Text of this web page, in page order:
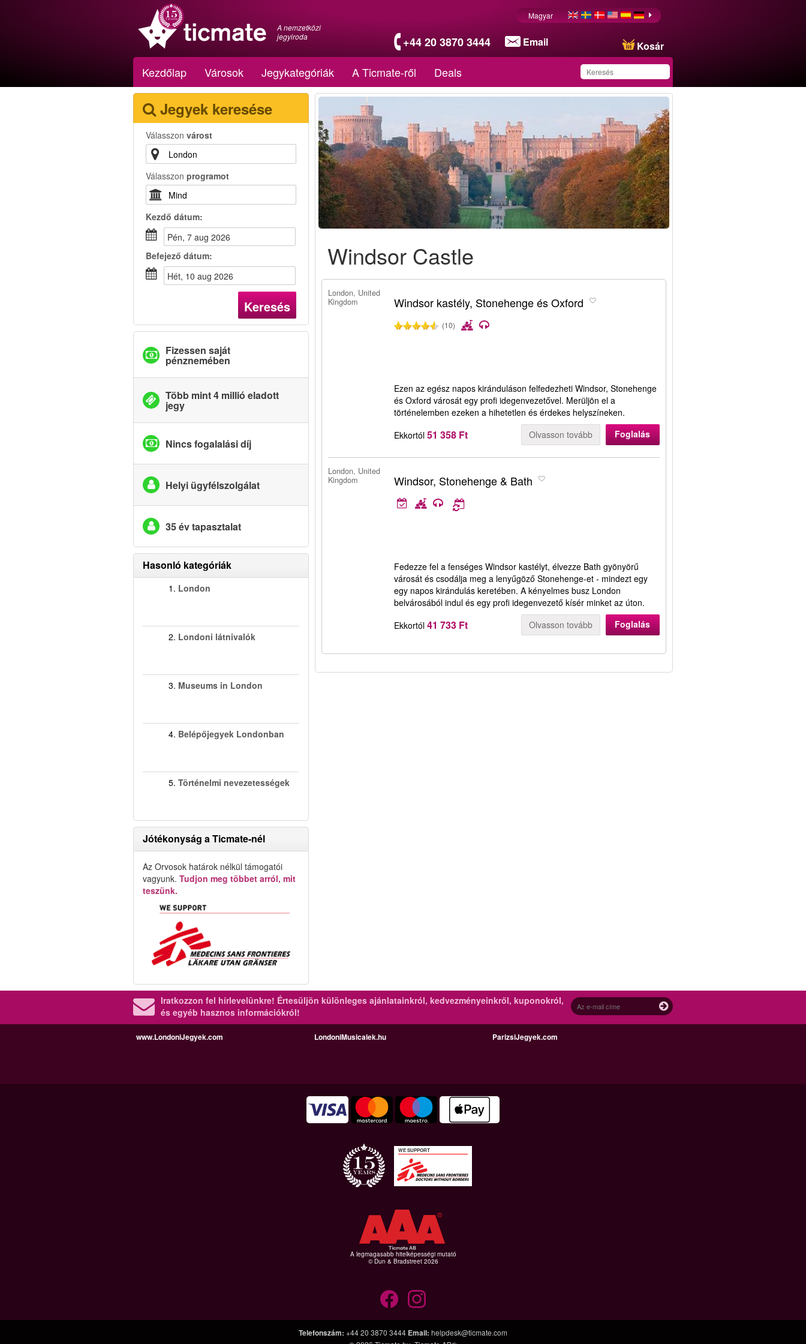
A nemzetközi
jegyiroda
+44 20 3870 3444 Email Kosár
Magyar
Kezdőlap Városok Jegykategóriák A Ticmate-ről Deals
sikeresen mentette a
kedvencei közé!
Jegyek keresése
Válasszon várost
Válasszon programot
Kezdő dátum:
pén, 7 aug 2026
Befejező dátum:
hét, 10 aug 2026
Keresés
Fizessen saját
pénznemében
Több mint 4 millió eladott
jegy
Nincs fogalalási díj
Helyi ügyfélszolgálat
35 év tapasztalat
Hasonló kategóriák
1. London
2. Londoni látnivalók
3. Museums in London
4. Belépőjegyek Londonban
5. Történelmi nevezetességek
Jótékonyság a Ticmate-nél
Az Orvosok határok nélkül támogatói
vagyunk. Tudjon meg többet arról, mit
teszünk.
Windsor Castle
London, United
Kingdom
Windsor kastély, Stonehenge és Oxford
(10)
Ezen az egész napos kiránduláson felfedezheti Windsor, Stonehenge
és Oxford városát egy profi idegenvezetővel. Merüljön el a
történelemben ezeken a hihetetlen és érdekes helyszíneken.
Ekkortól 51 358 Ft Olvasson tovább Foglalás
London, United
Kingdom
Windsor, Stonehenge & Bath
Fedezze fel a fenséges Windsor kastélyt, élvezze Bath gyönyörű
városát és csodálja meg a lenyűgöző Stonehenge-et - mindezt egy
egy napos kirándulás keretében. A kényelmes busz London
belvárosából indul és egy profi idegenvezető kísér minket az úton.
Ekkortól 41 733 Ft Olvasson tovább Foglalás
Iratkozzon fel hírlevelünkre! Értesüljön különleges ajánlatainkról, kedvezményeinkről, kuponokról,
és egyéb hasznos információkról!
www.LondoniJegyek.com LondoniMusicalek.hu ParizsiJegyek.com
WE SUPPORT
A legmagasabb hitelképességi mutató
© Dun & Bradstreet 2026
Telefonszám: +44 20 3870 3444 Email: helpdesk@ticmate.com